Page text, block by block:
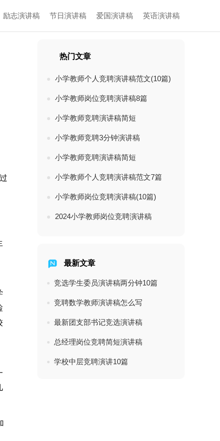
励志演讲稿 节日演讲稿 爱国演讲稿 英语演讲稿
热门文章
小学教师个人竞聘演讲稿范文(10篇)
小学教师岗位竞聘演讲稿8篇
小学教师竞聘演讲稿简短
小学教师竞聘3分钟演讲稿
小学教师竞聘演讲稿简短
小学教师个人竞聘演讲稿范文7篇
小学教师岗位竞聘演讲稿(10篇)
2024小学教师岗位竞聘演讲稿
最新文章
竞选学生委员演讲稿两分钟10篇
竞聘数学教师演讲稿怎么写
最新团支部书记竞选演讲稿
总经理岗位竞聘简短演讲稿
学校中层竞聘演讲10篇